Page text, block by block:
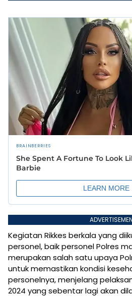
Kegiatan Rikkes berkala yang
personel, baik personel Polres
merupakan salah satu upaya
untuk memastikan kondisi
personelnya, menjelang
2024 yang sebentar lagi akan